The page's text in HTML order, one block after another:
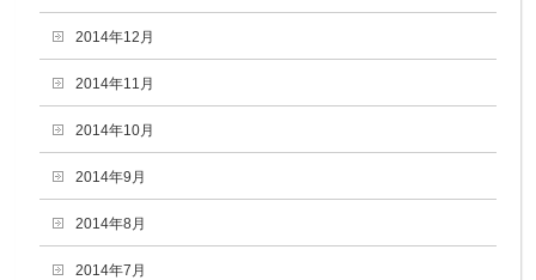
2014年12月
2014年11月
2014年10月
2014年9月
2014年8月
2014年7月